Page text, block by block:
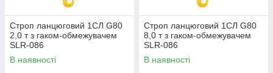
Строп ланцюговий 1СЛ G80
2,0 т з гаком-обмежувачем
SLR-086
В наявності
Строп ланцюговий 1СЛ G80
8,0 т з гаком-обмежувачем
SLR-086
В наявності